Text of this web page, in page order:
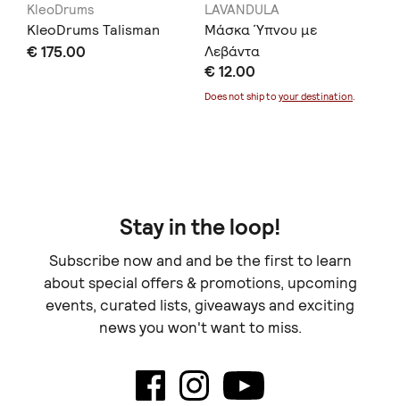
KleoDrums
KleoDrums Talisman
€ 175.00
LAVANDULA
Μάσκα Ύπνου με
Λεβάντα
€ 12.00
Does not ship to your destination.
Stay in the loop!
Subscribe now and and be the first to learn
about special offers & promotions, upcoming
events, curated lists, giveaways and exciting
news you won't want to miss.